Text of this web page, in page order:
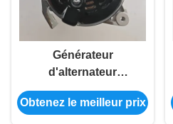
Générateur
d'alternateur
électrique Toyota IP65
pour Auris Wish
Obtenez le meilleur prix